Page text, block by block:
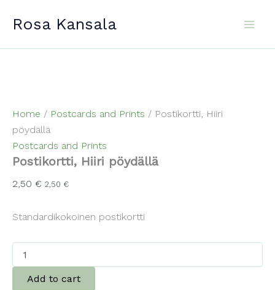
Rosa Kansala
Home / Postcards and Prints / Postikortti, Hiiri
pöydällä
Postcards and Prints
Postikortti, Hiiri pöydällä
2,50 € 2,50 €
Standardikokoinen postikortti
Hiiri
quantity
Add to cart